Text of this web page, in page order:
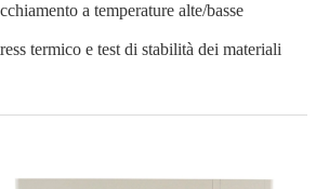
a temperature alte/basse
termico e test di stabilità dei materiali